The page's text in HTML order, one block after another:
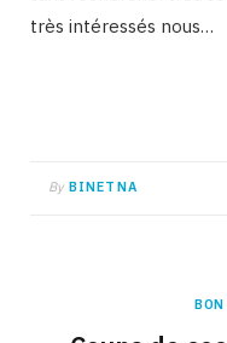
très intéressés nous…
By BINETNA